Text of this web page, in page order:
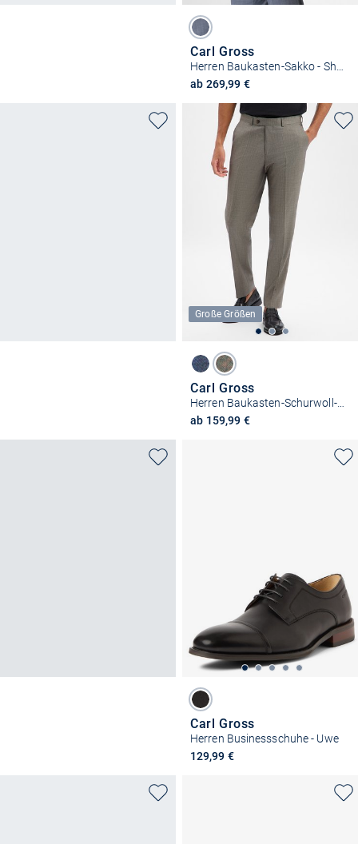
Carl Gross
ab 269,99 €
Große Größen
Carl Gross
Herren Baukasten-Schurwoll-Hose - Stevenson
ab 159,99 €
Carl Gross
Herren Businessschuhe - Uwe
129,99 €